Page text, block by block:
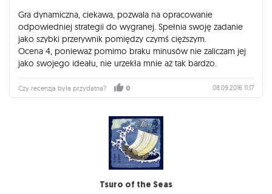
Gra dynamiczna, ciekawa, pozwala na opracowanie
odpowiedniej strategii do wygranej. Spełnia swoję zadanie
jako szybki przerywnik pomiędzy czymś cięższym.
Ocena 4, ponieważ pomimo braku minusów nie zaliczam jej
jako swojego ideału, nie urzekła mnie aż tak bardzo.
Czy recenzja była przydatna? 0 08.09.2016 11:17
Tsuro of the Seas